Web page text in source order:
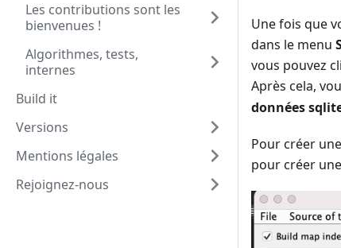
Les contributions sont les
bienvenues !
Algorithmes, tests,
internes
Build it
Versions
Mentions légales
Rejoignez-nous
Une fois que
dans le menu
vous pouvez
Après cela,
données
Pour créer
pour créer